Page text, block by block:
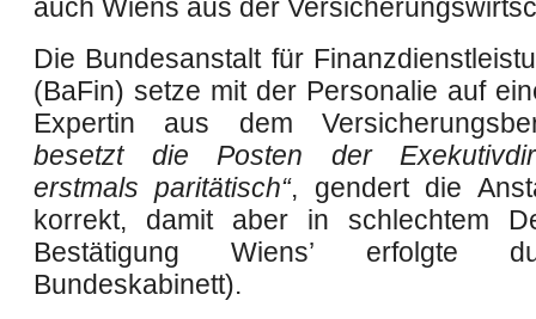
auch Wiens aus der
Die Bundesanstalt für
(BaFin) setze mit der Personalie auf
Expertin aus dem
besetzt die Posten der
erstmals paritätisch“, gendert die
korrekt, damit aber in schlechtem
Bestätigung Wiens’ erfolgte
Bundeskabinett).